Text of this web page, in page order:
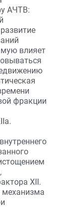
АЧТВ:
влияет
фракции
XII.
механизма